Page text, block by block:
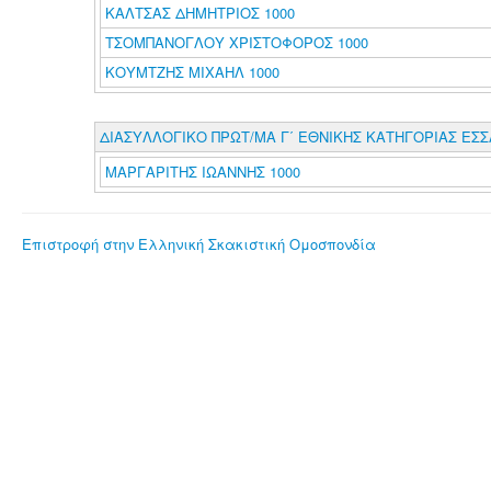
ΚΑΛΤΣΑΣ ΔΗΜΗΤΡΙΟΣ 1000
ΤΣΟΜΠΑΝΟΓΛΟΥ ΧΡΙΣΤΟΦΟΡΟΣ 1000
ΚΟΥΜΤΖΗΣ ΜΙΧΑΗΛ 1000
ΔΙΑΣΥΛΛΟΓΙΚΟ ΠΡΩΤ/ΜΑ Γ΄ ΕΘΝΙΚΗΣ ΚΑΤΗΓΟΡΙΑΣ
ΜΑΡΓΑΡΙΤΗΣ ΙΩΑΝΝΗΣ 1000
Επιστροφή στην Ελληνική Σκακιστική Ομοσπονδία